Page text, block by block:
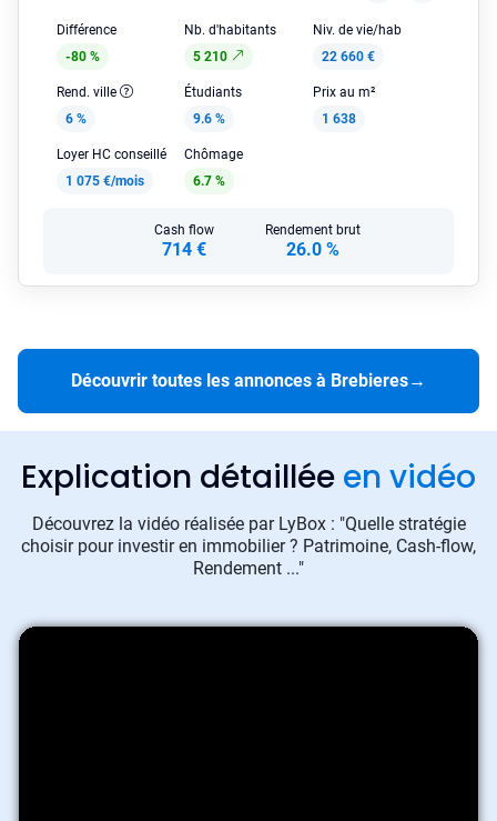
Différence
-80 %
Nb. d'habitants
5 210
Niv. de vie/hab
22 660 €
Rend. ville
6 %
Étudiants
9.6 %
Prix au m²
1 638
Loyer HC conseillé
1 075 €/mois
Chômage
6.7 %
Cash flow
714 €
Rendement brut
26.0 %
Découvrir toutes les annonces à Brebieres→
Explication détaillée en vidéo
Découvrez la vidéo réalisée par LyBox : "Quelle stratégie
choisir pour investir en immobilier ? Patrimoine, Cash-flow,
Rendement ..."